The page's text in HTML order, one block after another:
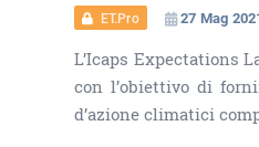
ET.Pro 27 Mag
L’Icaps Expectations
con l’obiettivo di
d’azione climatici